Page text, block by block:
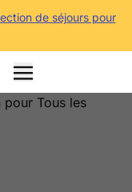
de séjours pour